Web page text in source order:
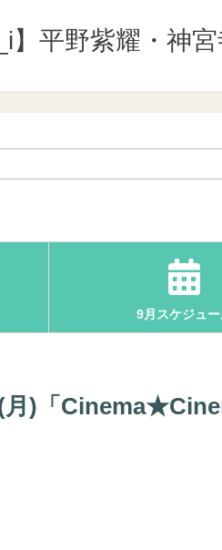
】平野紫耀・神
9月スケジュ
月)「